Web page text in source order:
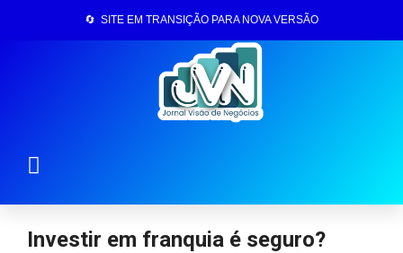
🔄 SITE EM TRANSIÇÃO PARA NOVA VERSÃO
Investir em franquia é seguro?